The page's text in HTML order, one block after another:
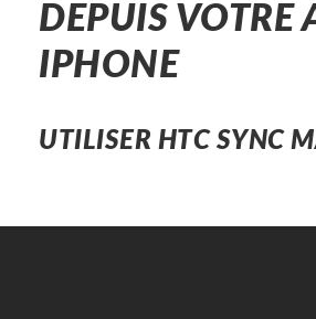
HTC
Canada
Appareils HTC & Accessoires
Achat & Règlement Questions
DEPUIS VOTRE
IPHONE
UTILISER HTC SYNC